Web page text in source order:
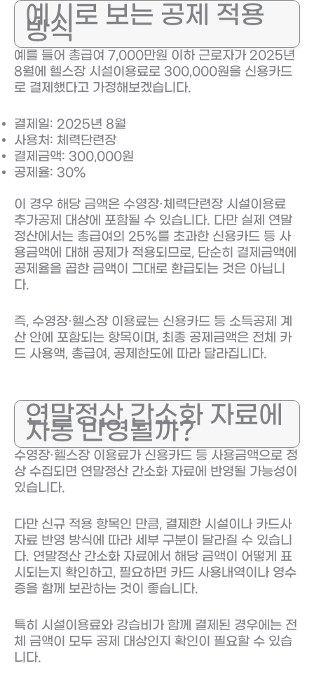
예시로 보는 공제 적용
방식
예를 들어 총급여 7,000만원 이하 근로자가 2025년
8월에 헬스장 시설이용료로 300,000원을 신용카드
로 결제했다고 가정해보겠습니다.
결제일: 2025년 8월
사용처: 체력단련장
결제금액: 300,000원
공제율: 30%
이 경우 해당 금액은 수영장·체력단련장 시설이용료
추가공제 대상에 포함될 수 있습니다. 다만 실제 연말
정산에서는 총급여의 25%를 초과한 신용카드 등 사
용금액에 대해 공제가 적용되므로, 단순히 결제금액에
공제율을 곱한 금액이 그대로 환급되는 것은 아닙니
다.
즉, 수영장·헬스장 이용료는 신용카드 등 소득공제 계
산 안에 포함되는 항목이며, 최종 공제금액은 전체 카
드 사용액, 총급여, 공제한도에 따라 달라집니다.
연말정산 간소화 자료에
자동 반영될까?
수영장·헬스장 이용료가 신용카드 등 사용금액으로 정
상 수집되면 연말정산 간소화 자료에 반영될 가능성이
있습니다.
다만 신규 적용 항목인 만큼, 결제한 시설이나 카드사
자료 반영 방식에 따라 세부 구분이 달라질 수 있습니
다. 연말정산 간소화 자료에서 해당 금액이 어떻게 표
시되는지 확인하고, 필요하면 카드 사용내역이나 영수
증을 함께 보관하는 것이 좋습니다.
특히 시설이용료와 강습비가 함께 결제된 경우에는 전
체 금액이 모두 공제 대상인지 확인이 필요할 수 있습
니다.